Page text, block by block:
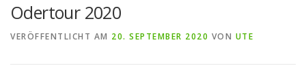
Odertour 2020
VERÖFFENTLICHT AM 20. SEPTEMBER 2020 VON UTE